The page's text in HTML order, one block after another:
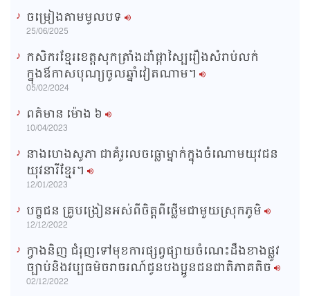
ចម្រៀងតាមមូលបទ
25/06/2025
កសិករខ្មែរខេត្តសុកត្រាំងដាំផ្កាស្បៃរឿងសំរាប់លក់
ក្នុងឳកាសបុណ្យចូលឆ្នាំវៀតណាម។
05/02/2024
ពត៌មាន ម៉ោង​ ៦
10/04/2023
នាងហេងសូភា ជាគំរូលេចធ្លោម្នាក់ក្នុងចំណោមយុវជន
យុវនារីខ្មែរ។
12/01/2023
បក្ខជន គ្រូបង្រៀនអស់ពីចិត្តពីថ្លើមជាមួយស្រុកភូមិ
12/12/2022
ក្វាងនិញ ជំរុញទៅមុខការផ្សព្វផ្សាយចំណេះដឹងខាងផ្លូវ
ច្បាប់និងវប្បធម៌ចរាចរណ៍ជូនបងប្អូនជនជាតិភាគតិច
02/12/2022